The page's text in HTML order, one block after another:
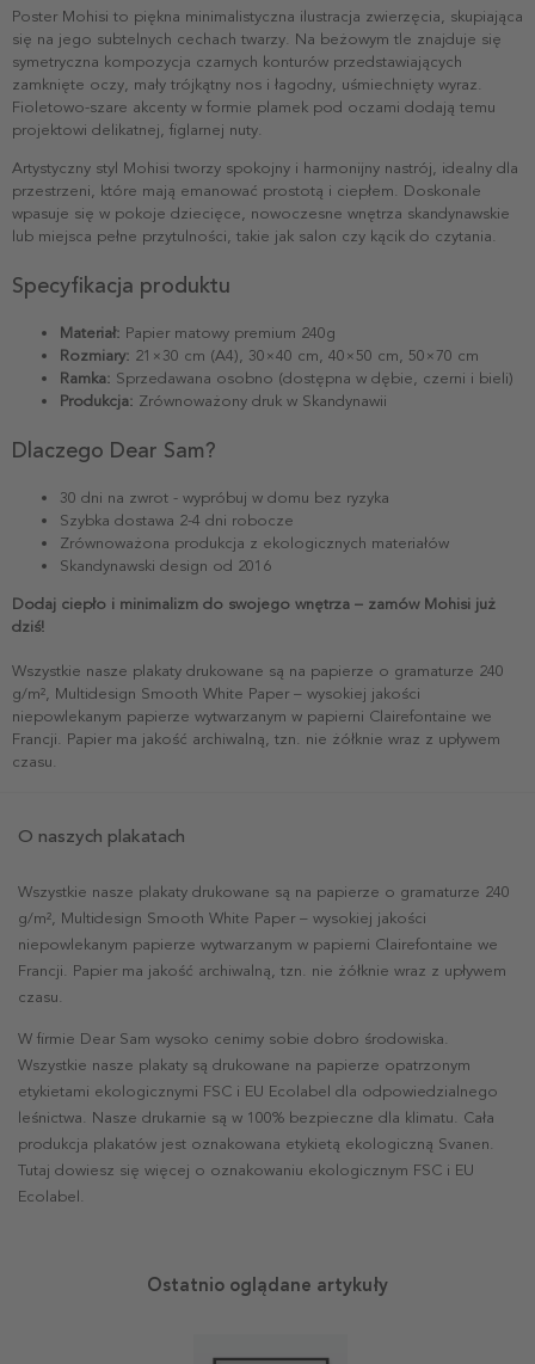
Poster Mohisi to piękna minimalistyczna ilustracja zwierzęcia, skupiająca
się na jego subtelnych cechach twarzy. Na beżowym tle znajduje się
symetryczna kompozycja czarnych konturów przedstawiających
zamknięte oczy, mały trójkątny nos i łagodny, uśmiechnięty wyraz.
Fioletowo-szare akcenty w formie plamek pod oczami dodają temu
projektowi delikatnej, figlarnej nuty.
Artystyczny styl Mohisi tworzy spokojny i harmonijny nastrój, idealny dla
przestrzeni, które mają emanować prostotą i ciepłem. Doskonale
wpasuje się w pokoje dziecięce, nowoczesne wnętrza skandynawskie
lub miejsca pełne przytulności, takie jak salon czy kącik do czytania.
Specyfikacja produktu
Materiał: Papier matowy premium 240g
Rozmiary: 21×30 cm (A4), 30×40 cm, 40×50 cm, 50×70 cm
Ramka: Sprzedawana osobno (dostępna w dębie, czerni i bieli)
Produkcja: Zrównoważony druk w Skandynawii
Dlaczego Dear Sam?
30 dni na zwrot - wypróbuj w domu bez ryzyka
Szybka dostawa 2-4 dni robocze
Zrównoważona produkcja z ekologicznych materiałów
Skandynawski design od 2016
Dodaj ciepło i minimalizm do swojego wnętrza – zamów Mohisi już
dziś!
Wszystkie nasze plakaty drukowane są na papierze o gramaturze 240
g/m², Multidesign Smooth White Paper – wysokiej jakości
niepowlekanym papierze wytwarzanym w papierni Clairefontaine we
Francji. Papier ma jakość archiwalną, tzn. nie żółknie wraz z upływem
czasu.
O naszych plakatach
Wszystkie nasze plakaty drukowane są na papierze o gramaturze 240
g/m², Multidesign Smooth White Paper – wysokiej jakości
niepowlekanym papierze wytwarzanym w papierni Clairefontaine we
Francji. Papier ma jakość archiwalną, tzn. nie żółknie wraz z upływem
czasu.
W firmie Dear Sam wysoko cenimy sobie dobro środowiska.
Wszystkie nasze plakaty są drukowane na papierze opatrzonym
etykietami ekologicznymi FSC i EU Ecolabel dla odpowiedzialnego
leśnictwa. Nasze drukarnie są w 100% bezpieczne dla klimatu. Cała
produkcja plakatów jest oznakowana etykietą ekologiczną Svanen.
Tutaj dowiesz się więcej o oznakowaniu ekologicznym FSC i EU
Ecolabel.
Ostatnio oglądane artykuły